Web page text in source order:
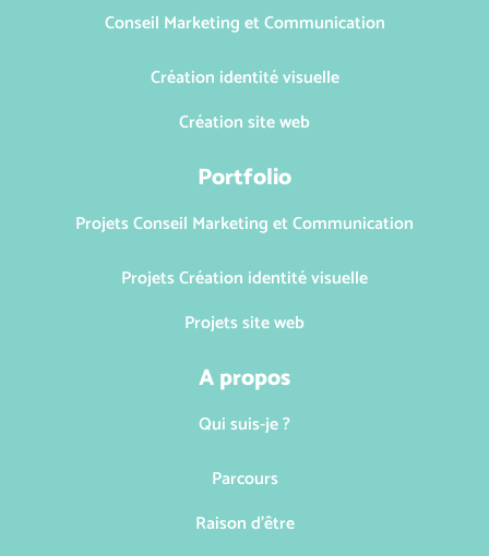
Conseil Marketing et Communication
Création identité visuelle
Création site web
Portfolio
Projets Conseil Marketing et Communication
Projets Création identité visuelle
Projets site web
A propos
Qui suis-je ?
Parcours
Raison d'être